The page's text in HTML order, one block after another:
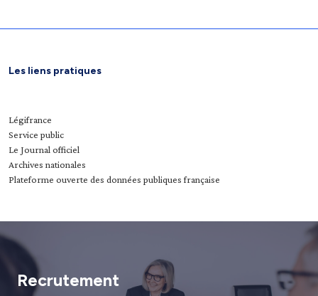
Les liens pratiques
Légifrance
Service public
Le Journal officiel
Archives nationales
Plateforme ouverte des données publiques française
Recrutement